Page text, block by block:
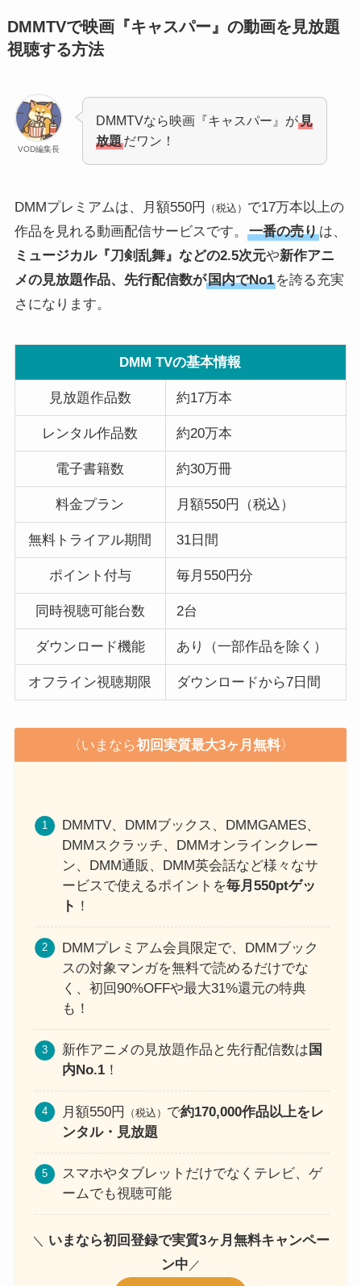
DMMTVで映画『キャスパー』の動画を見放題
視聴する方法
VOD編集長
DMMTVなら映画『キャスパー』が見
放題だワン！
DMMプレミアムは、月額550円 （税込） で17万本以上の
作品を見れる動画配信サービスです。
一番の売りは、
ミュージカル『刀剣乱舞』などの2.5次元や新作アニ
メの見放題作品、先行配信数が国内でNo1を誇る充実
さになります。
DMM TVの基本情報
見放題作品数 約17万本
レンタル作品数 約20万本
電子書籍数 約30万冊
料金プラン 月額550円（税込）
無料トライアル期間 31日間
ポイント付与 毎月550円分
同時視聴可能台数 2台
ダウンロード機能 あり（一部作品を除く）
オフライン視聴期限 ダウンロードから7日間
〈いまなら初回実質最大3ヶ月無料〉
DMMTV、DMMブックス、DMMGAMES、
DMMスクラッチ、DMMオンラインクレー
ン、DMM通販、DMM英会話など様々なサ
ービスで使えるポイントを毎月550ptゲッ
ト ！
DMMプレミアム会員限定で、DMMブック
スの対象マンガを無料で読めるだけでな
く、初回90%OFFや最大31%還元の特典
も！
新作アニメの見放題作品と先行配信数は 国
内No.1 ！
月額550円 （税込） で約170,000作品以上をレ
ンタル・見放題
スマホやタブレットだけでなくテレビ、ゲ
ームでも視聴可能
＼ いまなら初回登録で実質3ヶ月無料キャンペー
ン中 ／